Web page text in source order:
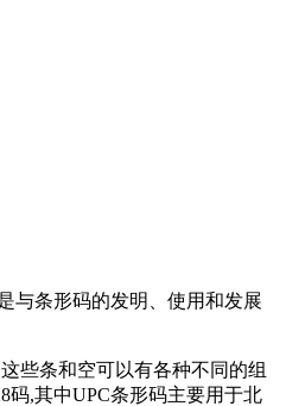
与条形码的发明、使用和发展
些条和空可以有各种不同的组
码,其中UPC条形码主要用于北